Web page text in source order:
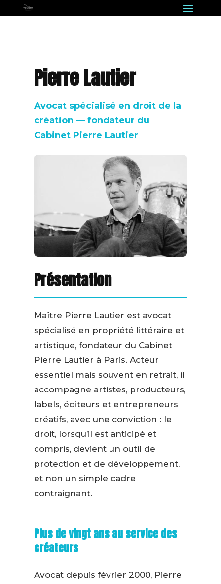
Pierre Lautier
Avocat spécialisé en droit de la
création — fondateur du
Cabinet Pierre Lautier
Présentation
Maître Pierre Lautier est avocat
spécialisé en propriété littéraire et
artistique, fondateur du Cabinet
Pierre Lautier à Paris. Acteur
essentiel mais souvent en retrait, il
accompagne artistes, producteurs,
labels, éditeurs et entrepreneurs
créatifs, avec une conviction : le
droit, lorsqu’il est anticipé et
compris, devient un outil de
protection et de développement,
et non un simple cadre
contraignant.
Plus de vingt ans au service des
créateurs
Avocat depuis février 2000, Pierre